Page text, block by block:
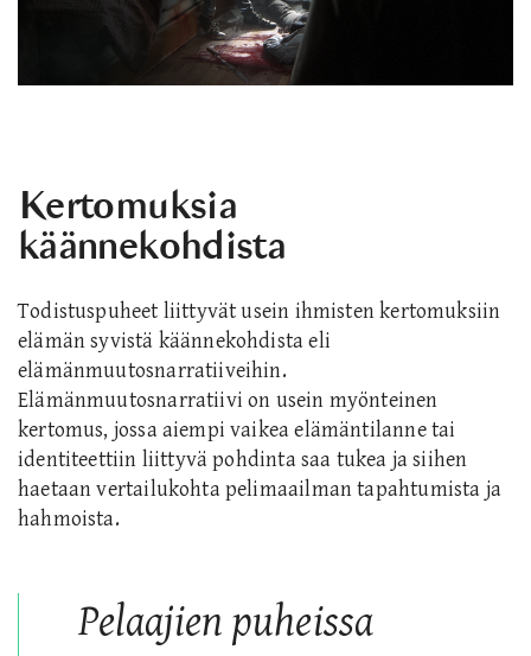
Kertomuksia
käännekohdista
Todistuspuheet liittyvät usein ihmisten kertomuksiin
elämän syvistä käännekohdista eli
elämänmuutosnarratiiveihin.
Elämänmuutosnarratiivi on usein myönteinen
kertomus, jossa aiempi vaikea elämäntilanne tai
identiteettiin liittyvä pohdinta saa tukea ja siihen
haetaan vertailukohta pelimaailman tapahtumista ja
hahmoista.
Pelaajien puheissa